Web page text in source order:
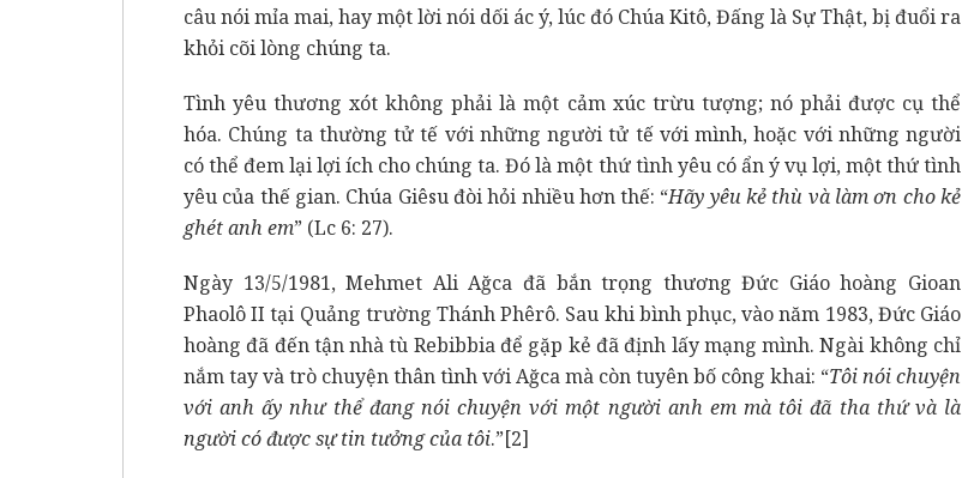
câu nói mỉa mai, hay một lời nói dối ác ý, lúc đó Chúa Kitô, Đấng là Sự Thật, bị đuổi ra
khỏi cõi lòng chúng ta.
Tình yêu thương xót không phải là một cảm xúc trừu tượng; nó phải được cụ thể
hóa. Chúng ta thường tử tế với những người tử tế với mình, hoặc với những người
có thể đem lại lợi ích cho chúng ta. Đó là một thứ tình yêu có ẩn ý vụ lợi, một thứ tình
yêu của thế gian. Chúa Giêsu đòi hỏi nhiều hơn thế: “Hãy yêu kẻ thù và làm ơn cho kẻ
ghét anh em” (Lc 6: 27).
Ngày 13/5/1981, Mehmet Ali Ağca đã bắn trọng thương Đức Giáo hoàng Gioan
Phaolô II tại Quảng trường Thánh Phêrô. Sau khi bình phục, vào năm 1983, Đức Giáo
hoàng đã đến tận nhà tù Rebibbia để gặp kẻ đã định lấy mạng mình. Ngài không chỉ
nắm tay và trò chuyện thân tình với Ağca mà còn tuyên bố công khai: “Tôi nói chuyện
với anh ấy như thể đang nói chuyện với một người anh em mà tôi đã tha thứ và là
người có được sự tin tưởng của tôi.”[2]